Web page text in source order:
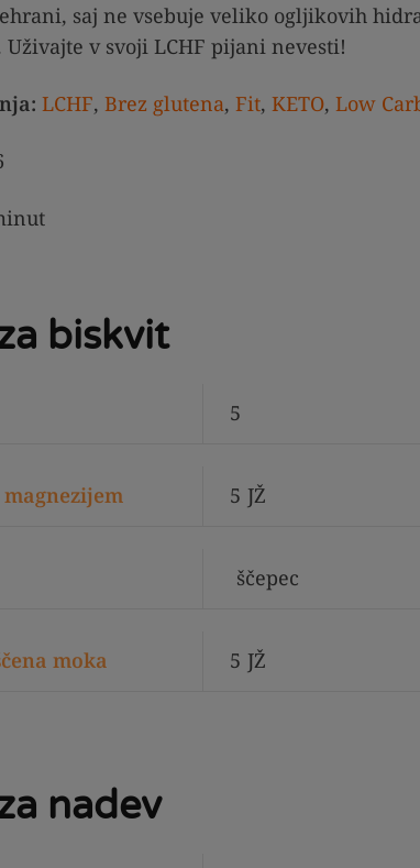
saj ne vsebuje veliko ogljikovih
v svoji LCHF pijani nevesti!
LCHF, Brez glutena, Fit, KETO, Low
biskvit
5
5 JŽ
ščepec
moka 5 JŽ
nadev